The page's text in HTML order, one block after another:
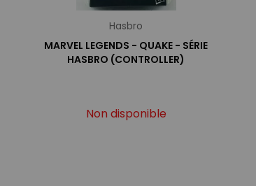
Hasbro
MARVEL LEGENDS - QUAKE - SÉRIE
HASBRO (CONTROLLER)
Non disponible